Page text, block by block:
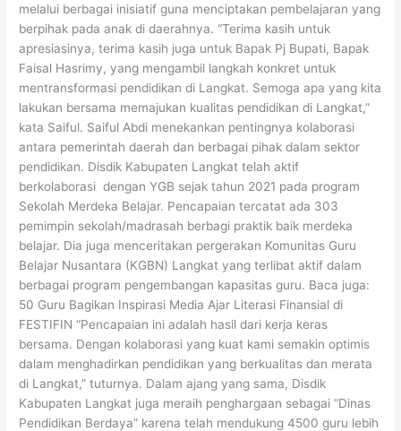
melalui berbagai inisiatif guna menciptakan pembelajaran yang
berpihak pada anak di daerahnya. “Terima kasih untuk
apresiasinya, terima kasih juga untuk Bapak Pj Bupati, Bapak
Faisal Hasrimy, yang mengambil langkah konkret untuk
mentransformasi pendidikan di Langkat. Semoga apa yang kita
lakukan bersama memajukan kualitas pendidikan di Langkat,”
kata Saiful. Saiful Abdi menekankan pentingnya kolaborasi
antara pemerintah daerah dan berbagai pihak dalam sektor
pendidikan. Disdik Kabupaten Langkat telah aktif
berkolaborasi dengan YGB sejak tahun 2021 pada program
Sekolah Merdeka Belajar. Pencapaian tercatat ada 303
pemimpin sekolah/madrasah berbagi praktik baik merdeka
belajar. Dia juga menceritakan pergerakan Komunitas Guru
Belajar Nusantara (KGBN) Langkat yang terlibat aktif dalam
berbagai program pengembangan kapasitas guru. Baca juga:
50 Guru Bagikan Inspirasi Media Ajar Literasi Finansial di
FESTIFIN “Pencapaian ini adalah hasil dari kerja keras
bersama. Dengan kolaborasi yang kuat kami semakin optimis
dalam menghadirkan pendidikan yang berkualitas dan merata
di Langkat,” tuturnya. Dalam ajang yang sama, Disdik
Kabupaten Langkat juga meraih penghargaan sebagai “Dinas
Pendidikan Berdaya” karena telah mendukung 4500 guru lebih